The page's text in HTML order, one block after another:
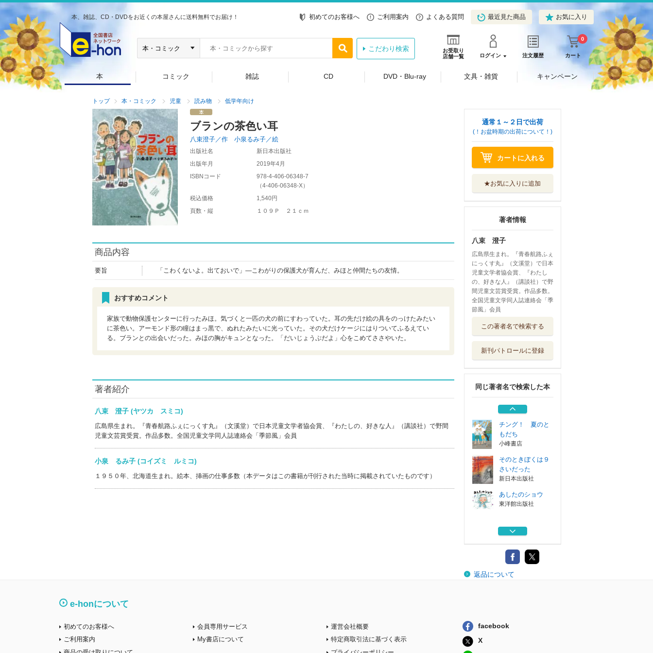
本、雑誌、CD・DVDをお近くの本屋さんに送料無料でお届け！ 初めてのお客様へ ご利用案内 よくある質問 最近見た商品 お気に入り
お受取り
店舗一覧
ログイン 注文履歴 カート
0
こだわり検索
本 コミック 雑誌 CD DVD・Blu-ray 文具・雑貨 キャンペーン
トップ 本・コミック 児童 読み物 低学年向け
ブランの茶色い耳
八束澄子／作 小泉るみ子／絵
出版社名
新日本出版社
出版年月
2019年4月
ISBNコード
978-4-406-06348-7
（4-406-06348-X）
税込価格
1,540円
頁数・縦
１０９Ｐ ２１ｃｍ
商品内容
要旨 「こわくないよ。出ておいで」―こわがりの保護犬が育んだ、みほと仲間たちの友情。
おすすめコメント
家族で動物保護センターに行ったみほ。気づくと一匹の犬の前にすわっていた。耳の先だけ絵の具をのっけたみたい
に茶色い。アーモンド形の瞳はまっ黒で、ぬれたみたいに光っていた。その犬だけケージにはりついてふるえてい
る。ブランとの出会いだった。みほの胸がキュンとなった。「だいじょうぶだよ」心をこめてささやいた。
著者紹介
八束 澄子 (ヤツカ スミコ)
広島県生まれ。『青春航路ふぇにっくす丸』（文溪堂）で日本児童文学者協会賞、『わたしの、好きな人』（講談社）で野間
児童文芸賞受賞。作品多数。全国児童文学同人誌連絡会「季節風」会員
小泉 るみ子 (コイズミ ルミコ)
１９５０年、北海道生まれ。絵本、挿画の仕事多数（本データはこの書籍が刊行された当時に掲載されていたものです）
通常１～２日で出荷
(！お盆時期の出荷について！)
カートに入れる
★お気に入りに追加
著者情報
八束 澄子
広島県生まれ。『青春航路ふぇ
にっくす丸』（文溪堂）で日本
児童文学者協会賞、『わたし
の、好きな人』（講談社）で野
間児童文芸賞受賞。作品多数。
全国児童文学同人誌連絡会「季
節風」会員
この著者名で検索する
新刊パトロールに登録
同じ著者名で検索した本
東洋館出版社
森と、母と、わた
ポプラ社
ココロの花 華道
部＆サッカー部
新日本出版社
チング！ 夏のと
もだち
小峰書店
そのときぼくは９
さいだった
新日本出版社
あしたのショウ
東洋館出版社
森と、母と、わた
ポプラ社
ココロの花 華道
部＆サッカー部
返品について
e-honについて
初めてのお客様へ
ご利用案内
会員専用サービス
My書店について
運営会社概要
特定商取引法に基づく表示
facebook
X